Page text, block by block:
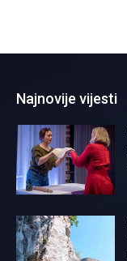
Najnovije vijesti